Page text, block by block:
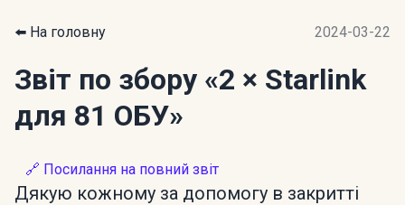
⬅️ На головну 2024-03-22
Звіт по збору «2 × Starlink
для 81 ОБУ»
🔗 Посилання на повний звіт
Дякую кожному за допомогу в закритті